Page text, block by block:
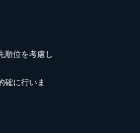
順位を考慮し
確に行いま